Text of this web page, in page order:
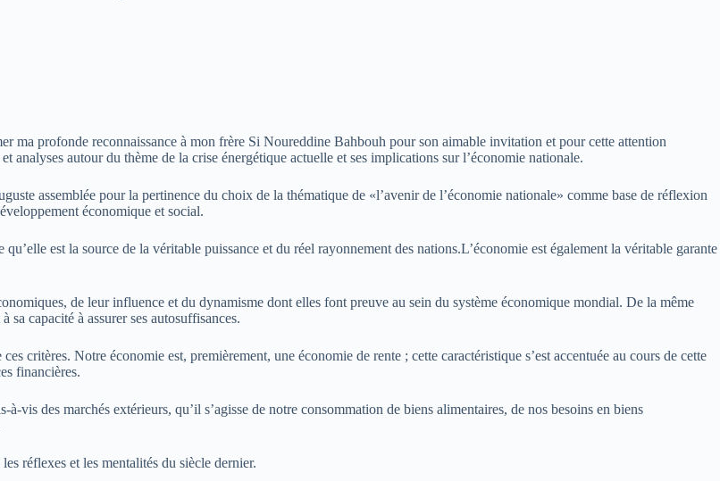
ma profonde reconnaissance à mon frère Si Noureddine Bahbouh pour son aimable invitation et pour cette attention
autour du thème de la crise énergétique actuelle et ses implications sur l’économie nationale.
assemblée pour la pertinence du choix de la thématique de «l’avenir de l’économie nationale» comme base de réflexion
économique et social.
est la source de la véritable puissance et du réel rayonnement des nations.L’économie est également la véritable garante
de leur influence et du dynamisme dont elles font preuve au sein du système économique mondial. De la même
sa capacité à assurer ses autosuffisances.
critères. Notre économie est, premièrement, une économie de rente ; cette caractéristique s’est accentuée au cours de cette
financières.
vis des marchés extérieurs, qu’il s’agisse de notre consommation de biens alimentaires, de nos besoins en biens
réflexes et les mentalités du siècle dernier.